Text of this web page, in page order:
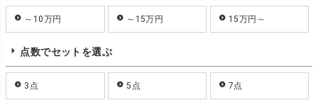
～10万円 ～15万円 15万円～
点数でセットを選ぶ
3点 5点 7点